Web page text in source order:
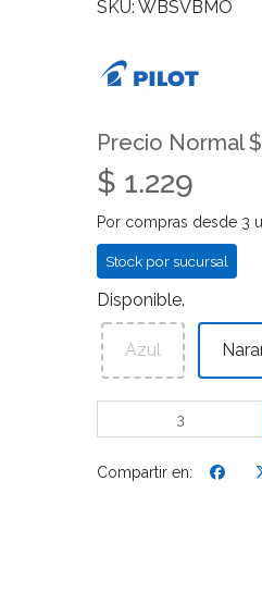
SKU: WBSVBMO
Precio Normal
$ 1.229
Por compras desde 3
Stock por sucursal
Disponible.
Azul
Compartir en: